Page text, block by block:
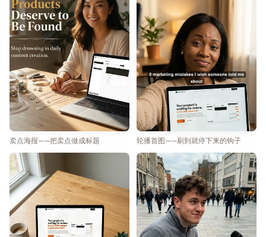
卖点海报——把卖点做成标题 轮播首图——刷到就停下来的钩子